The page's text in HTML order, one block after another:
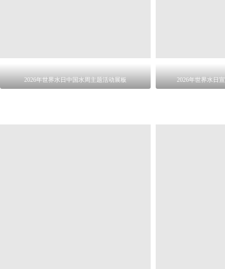
2026年世界水日中国水周主题活动展板 2026年世界水日